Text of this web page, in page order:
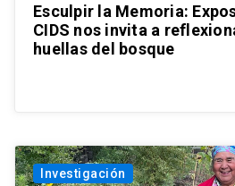
Esculpir la Memoria:
CIDS nos invita a
huellas del bosque
Investigación